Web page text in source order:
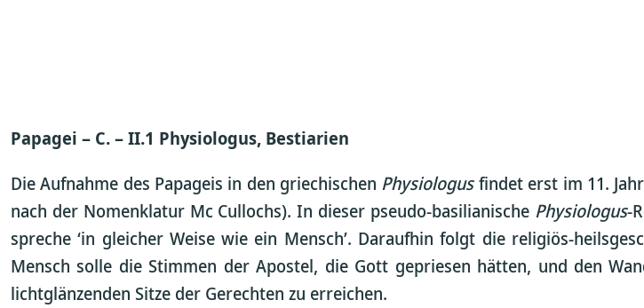
Papagei – C. – II.1 Physiologus, Bestiarien
Die Aufnahme des Papageis in den griechischen Physiologusfindet erst im 11.
nach der Nomenklatur Mc Cullochs). In dieser pseudo-basilianische Physiologus-
spreche ‘in gleicher Weise wie ein Mensch’. Daraufhin folgt die religiös-
Mensch solle die Stimmen der Apostel, die Gott gepriesen hätten, und den
lichtglänzenden Sitze der Gerechten zu erreichen.